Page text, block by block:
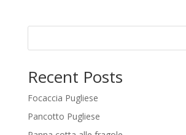
Recent Posts
Focaccia Pugliese
Pancotto Pugliese